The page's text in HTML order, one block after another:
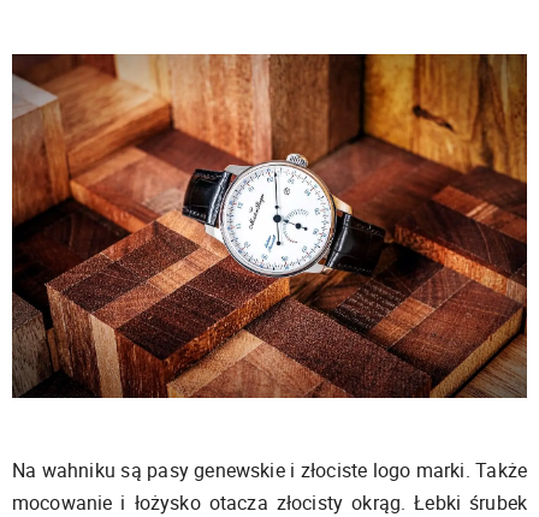
Na wahniku są pasy genewskie i złociste logo marki. Także
mocowanie i łożysko otacza złocisty okrąg. Łebki śrubek